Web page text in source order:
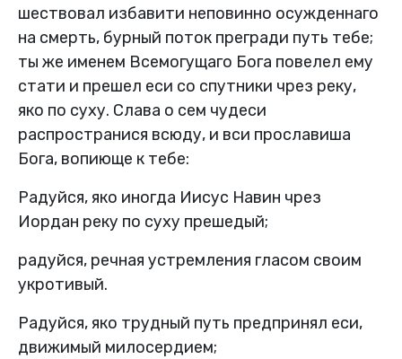
шествовал избавити неповинно осужденнаго
на смерть, бурный поток прегради путь тебе;
ты же именем Всемогущаго Бога повелел ему
стати и прешел еси со спутники чрез реку,
яко по суху. Слава о сем чудеси
распространися всюду, и вси прославиша
Бога, вопиюще к тебе:
Радуйся, яко иногда Иисус Навин чрез
Иордан реку по суху прешедый;
радуйся, речная устремления гласом своим
укротивый.
Радуйся, яко трудный путь предпринял еси,
движимый милосердием;